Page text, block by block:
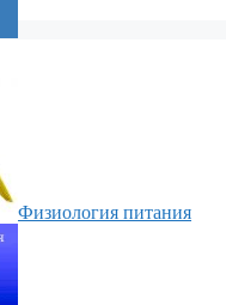
Физиология питания